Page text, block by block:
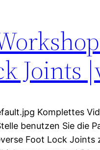
Komplettes
benutzen Sie die
Foot Lock Joints